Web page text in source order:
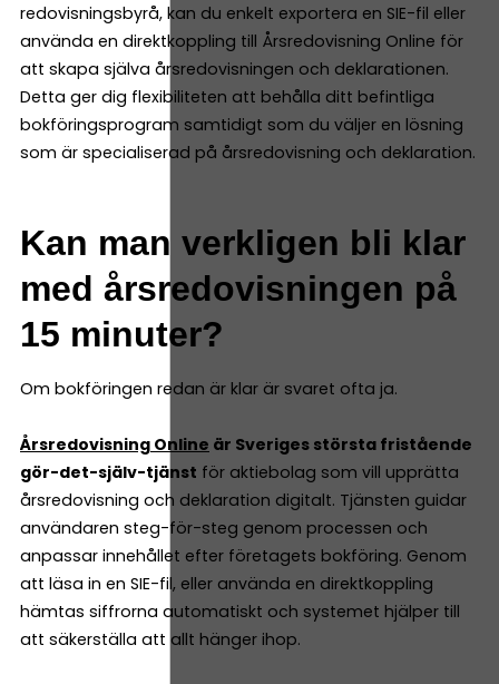
redovisningsbyrå, kan du enkelt exportera en SIE-fil eller
använda en direktkoppling till Årsredovisning Online för
att skapa själva årsredovisningen och deklarationen.
Detta ger dig flexibiliteten att behålla ditt befintliga
bokföringsprogram samtidigt som du väljer en lösning
som är specialiserad på årsredovisning och deklaration.
Kan man verkligen bli klar
med årsredovisningen på
15 minuter?
Om bokföringen redan är klar är svaret ofta ja.
Årsredovisning Online är Sveriges största fristående
gör-det-själv-tjänst för aktiebolag som vill upprätta
årsredovisning och deklaration digitalt. Tjänsten guidar
användaren steg-för-steg genom processen och
anpassar innehållet efter företagets bokföring. Genom
att läsa in en SIE-fil, eller använda en direktkoppling
hämtas siffrorna automatiskt och systemet hjälper till
att säkerställa att allt hänger ihop.